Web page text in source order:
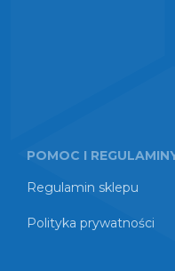
POMOC I
Regulamin sklepu
Polityka prywatności